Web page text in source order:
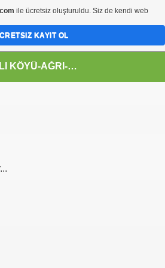
YAZILI KÖYÜ-AĞRI-MENGESERFM-KARAPAPAK-TEREKEME-AZERİ--GADANALIM
ile ücretsiz oluşturuldu. Siz de kendi web
KAYIT OL